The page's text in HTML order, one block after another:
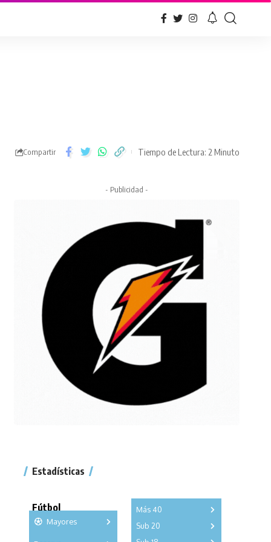
Compartir Tiempo de Lectura: 2 Minuto
- Publicidad -
Estadísticas
Fútbol
Mayores
Más 40
Sub 20